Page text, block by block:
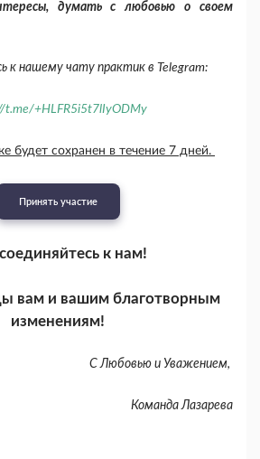
думать с любовью о своем
к нашему чату практик в Telegram:
t.me/+HLFR5i5t7lIyODMy
будет сохранен в течение 7 дней.
Принять участие
к нам!
вам и вашим благотворным
изменениям!
С Любовью и Уважением,
Команда Лазарева